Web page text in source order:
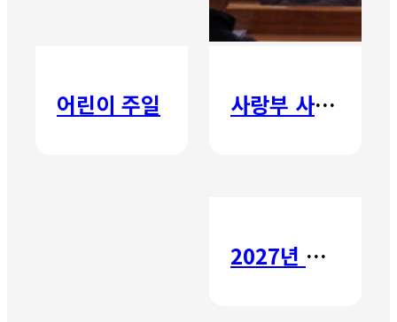
어린이 주일 사랑부 사랑주일
2027년 갈보리 어학원 유치부 신입생 모집